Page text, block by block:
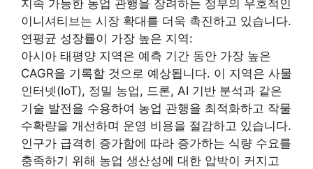
지속 가능한 농업 관행을 장려하는 정부의 우호적인
이니셔티브는 시장 확대를 더욱 촉진하고 있습니다.
연평균 성장률이 가장 높은 지역:
아시아 태평양 지역은 예측 기간 동안 가장 높은
CAGR을 기록할 것으로 예상됩니다. 이 지역은 사물
인터넷(IoT), 정밀 농업, 드론, AI 기반 분석과 같은
기술 발전을 수용하여 농업 관행을 최적화하고 작물
수확량을 개선하며 운영 비용을 절감하고 있습니다.
인구가 급격히 증가함에 따라 증가하는 식량 수요를
충족하기 위해 농업 생산성에 대한 압박이 커지고